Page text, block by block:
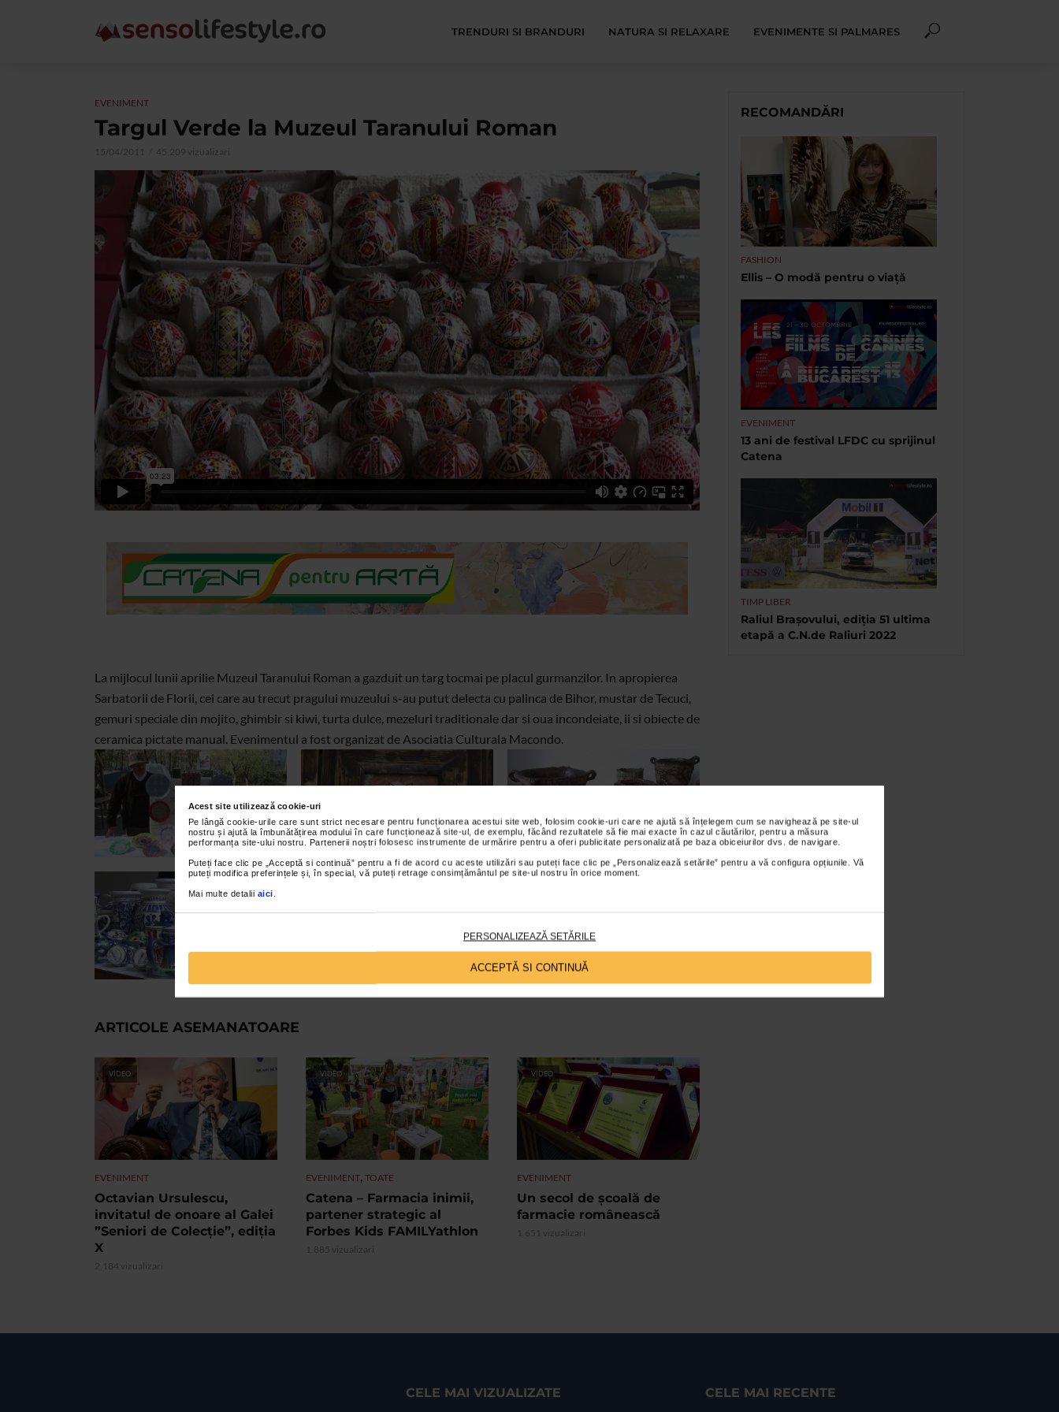
Acest site utilizează cookie-uri
Pe lângă cookie-urile care sunt strict necesare pentru funcționarea acestui site web, folosim cookie-uri care ne ajută să înțelegem cum se navighează pe site-ul
nostru și ajută la îmbunătățirea modului în care funcționează site-ul, de exemplu, făcând rezultatele să fie mai exacte în cazul căutărilor, pentru a măsura
performanța site-ului nostru. Partenerii noștri folosesc instrumente de urmărire pentru a oferi publicitate personalizată pe baza obiceiurilor dvs. de navigare.
Puteți face clic pe „Acceptă si continuă” pentru a fi de acord cu aceste utilizări sau puteți face clic pe „Personalizează setările” pentru a vă configura opțiunile. Vă
puteți modifica preferințele și, în special, vă puteți retrage consimțământul pe site-ul nostru în orice moment.
Mai multe detalii aici
PERSONALIZEAZĂ SETĂRILE
ACCEPTĂ SI CONTINUĂ
TRENDURI SI BRANDURI NATURA SI RELAXARE EVENIMENTE SI PALMARES
EVENIMENT
Targul Verde la Muzeul Taranului Roman
15/04/2011 45.209 vizualizari
La mijlocul lunii aprilie Muzeul Taranului Roman a gazduit un targ tocmai pe placul gurmanzilor. In apropierea
Sarbatorii de Florii, cei care au trecut pragului muzeului s-au putut delecta cu palinca de Bihor, mustar de Tecuci,
gemuri speciale din mojito, ghimbir si kiwi, turta dulce, mezeluri traditionale dar si oua incondeiate, ii si obiecte de
ceramica pictate manual. Evenimentul a fost organizat de Asociatia Culturala Macondo.
ARTICOLE ASEMANATOARE
VIDEO
EVENIMENT
Octavian Ursulescu,
invitatul de onoare al Galei
”Seniori de Colecție”, ediția
X
2.184 vizualizari
VIDEO
EVENIMENT, TOATE
Catena – Farmacia inimii,
partener strategic al
Forbes Kids FAMILYathlon
1.885 vizualizari
VIDEO
EVENIMENT
Un secol de școală de
farmacie românească
1.651 vizualizari
RECOMANDĂRI
FASHION
Ellis – O modă pentru o viață
EVENIMENT
13 ani de festival LFDC cu sprijinul
Catena
TIMP LIBER
Raliul Brașovului, ediția 51 ultima
etapă a C.N.de Raliuri 2022
CELE MAI VIZUALIZATE CELE MAI RECENTE